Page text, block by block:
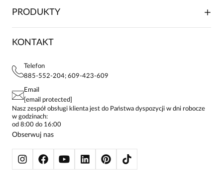
FRANCZYZA
MAPA WITRYNY
KONTAKTY
FAQ
POLITYKA PRYWATNOŚCI
STREFA STAŁEGO KLIENTA
PRODUKTY
KOSZULE DAMSKIE
SPODNIE DAMSKIE
ŻAKIETY I MARYNARKI
SWETRY
BLUZY
KONTAKT
Telefon
885-552-204; 609-423-609
Email
[email protected]
Nasz zespół obsługi klienta jest do Państwa dyspozycji w dni robocze
w godzinach:
od 8:00 do 16:00
Obserwuj nas